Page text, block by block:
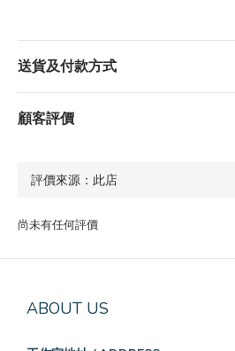
送貨及付款方式
顧客評價
尚未有任何評價
ABOUT US